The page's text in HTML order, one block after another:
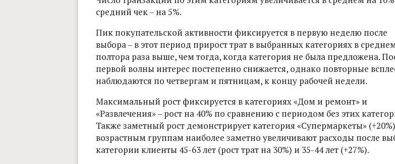
средний чек – на 5%.
Пик покупательской активности фиксируется в первую неделю после
выбора – в этот период прирост трат в выбранных категориях в
полтора раза выше, чем тогда, когда категория не была предложена.
первой волны интерес постепенно снижается, однако повторные
наблюдаются по четвергам и пятницам, к концу рабочей недели.
Максимальный рост фиксируется в категориях «Дом и ремонт» и
«Развлечения» – рост на 40% по сравнению с периодом без этих
Также заметный рост демонстрирует категория «Супермаркеты»
возрастным группам наиболее заметно увеличивают расходы после
категории клиенты 45-63 лет (рост трат на 30%) и 35-44 лет (+27%).